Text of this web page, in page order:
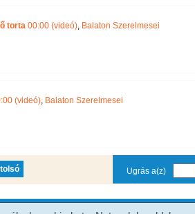
torta 00:00 (videó), Balaton Szerelmesei
(videó), Balaton Szerelmesei
Ugrás a(z)
oldalra